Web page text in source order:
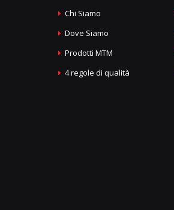
Chi Siamo
Dove Siamo
Prodotti MTM
4 regole di qualità